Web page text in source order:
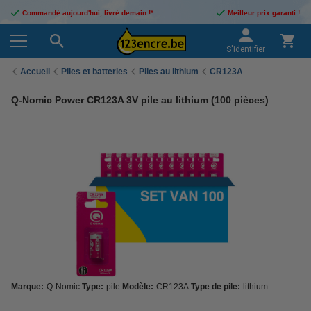
Commandé aujourd'hui, livré demain !* Meilleur prix garanti !
S'identifier
Accueil Piles et batteries Piles au lithium CR123A
Q-Nomic Power CR123A 3V pile au lithium (100 pièces)
Marque: Q-Nomic Type: pile Modèle: CR123A Type de pile: lithium